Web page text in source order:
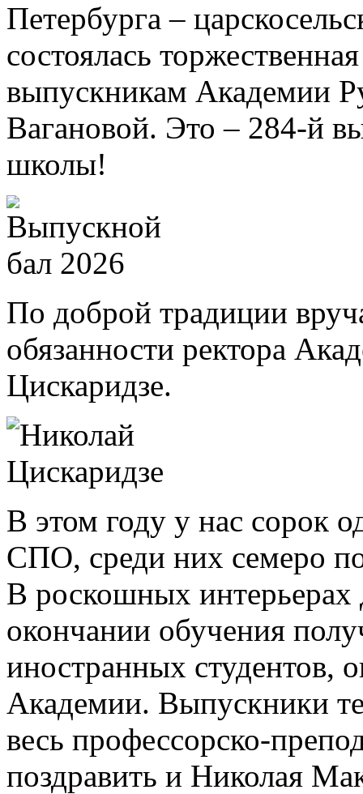
Петербурга –
состоялась
выпускникам Академии
Вагановой. Это – 284-й
школы!
По доброй традиции
обязанности ректора
Цискаридзе.
В этом году у нас сорок
СПО, среди них семеро
В роскошных интерьерах
окончании обучения
иностранных студентов,
Академии. Выпускники
весь профессорско-
поздравить и Николая